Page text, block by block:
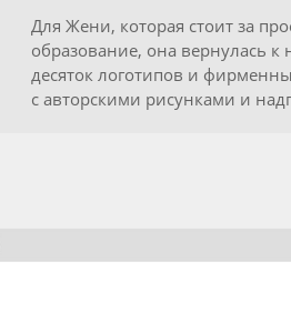
Для Жени, которая стоит за
образование, она вернулась
десяток логотипов и
с авторскими рисунками и